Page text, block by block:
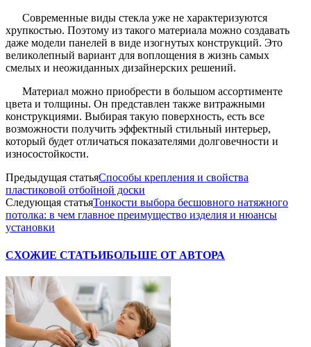
Современные виды стекла уже не характеризуются
хрупкостью. Поэтому из такого материала можно создавать
даже модели панелей в виде изогнутых конструкций. Это
великолепный вариант для воплощения в жизнь самых
смелых и неожиданных дизайнерских решений.
Материал можно приобрести в большом ассортименте
цвета и толщины. Он представлен также витражными
конструкциями. Выбирая такую поверхность, есть все
возможности получить эффектный стильный интерьер,
который будет отличаться показателями долговечности и
износостойкости.
Предыдущая статьяСпособы крепления и свойства
пластиковой отбойной доски
Следующая статьяТонкости выбора бесшовного натяжного
потолка: в чем главное преимущество изделия и нюансы
установки
СХОЖИЕ СТАТЬИБОЛЬШЕ ОТ АВТОРА